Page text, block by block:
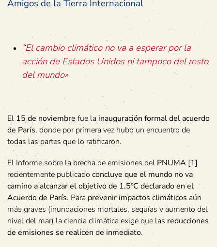
Amigos de la Tierra Internacional
“El cambio climático no va a esperar por la
acción de Estados Unidos ni tampoco del resto
del mundo»
El 15 de noviembre fue la inauguración formal del acuerdo
de París, donde por primera vez hubo un encuentro de
todas las partes que lo ratificaron.
El Informe sobre la brecha de emisiones del PNUMA [1]
recientemente publicado concluye que el mundo no va
camino a alcanzar el objetivo de 1,5ºC declarado en el
Acuerdo de París. Para prevenir impactos climáticos aún
más graves (inundaciones mortales, sequías y aumento del
nivel del mar) la ciencia climática exige que las reducciones
de emisiones se realicen de inmediato.